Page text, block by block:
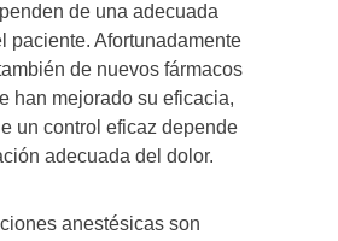
de una adecuada
paciente. Afortunadamente
de nuevos fármacos
han mejorado su eficacia,
un control eficaz depende
adecuada del dolor.
anestésicas son